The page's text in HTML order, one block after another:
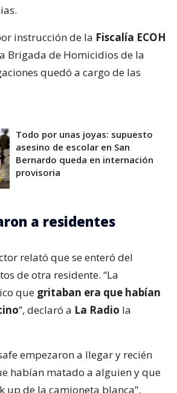
instrucción de la Fiscalía ECOH
Brigada de Homicidios de la
quedó a cargo de las
Todo por unas joyas: supuesto
asesino de escolar en San
Bernardo queda en internación
provisoria
a residentes
relató que se enteró del
de otra residente. “La
que gritaban era que habían
”, declaró a La Radio la
empezaron a llegar y recién
habían matado a alguien y que
up de la camioneta blanca”,